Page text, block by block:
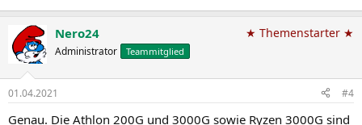
Nero24
Administrator Teammitglied
★ Themenstarter ★
01.04.2021 #4
Genau. Die Athlon 200G und 3000G sowie Ryzen 3000G sind